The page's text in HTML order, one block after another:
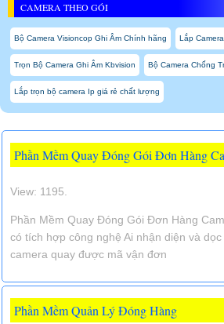
CAMERA THEO GÓI
Bộ Camera Visioncop Ghi Âm Chính hãng Lắp
Trọn Bộ Camera Ghi Âm Kbvision Bộ Camera Chống
Lắp trọn bộ camera Ip giá rẻ chất lượng
Phần Mềm Quay Đóng Gói Đơn Hàng
View: 1195.
Phần Mềm Quay Đóng Gói Đơn Hàng
có tích hợp công nghệ Ai nhận diện và
camera quay được mã vận đơn
Phần Mềm Quản Lý Đóng Hàng